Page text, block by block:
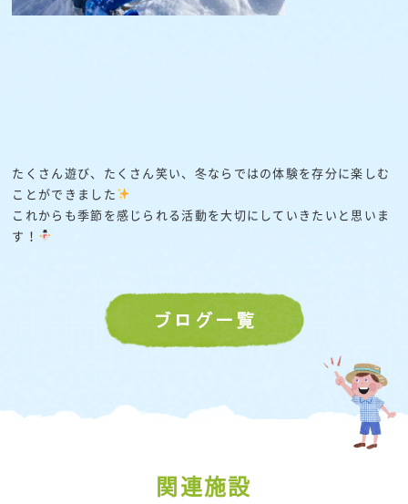
たくさん遊び、たくさん笑い、冬ならではの体験を存分に楽しむ
ことができました
これからも季節を感じられる活動を大切にしていきたいと思いま
す！
関連施設